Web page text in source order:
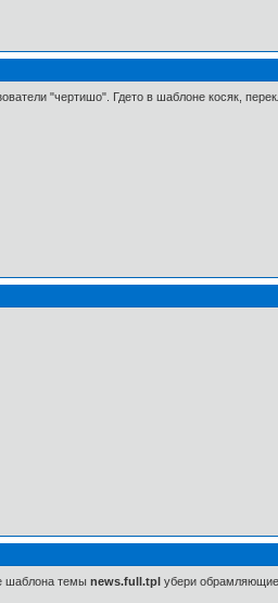
"чертишо". Гдето в шаблоне косяк,
шаблона темы news.full.tplубери обрамляющие